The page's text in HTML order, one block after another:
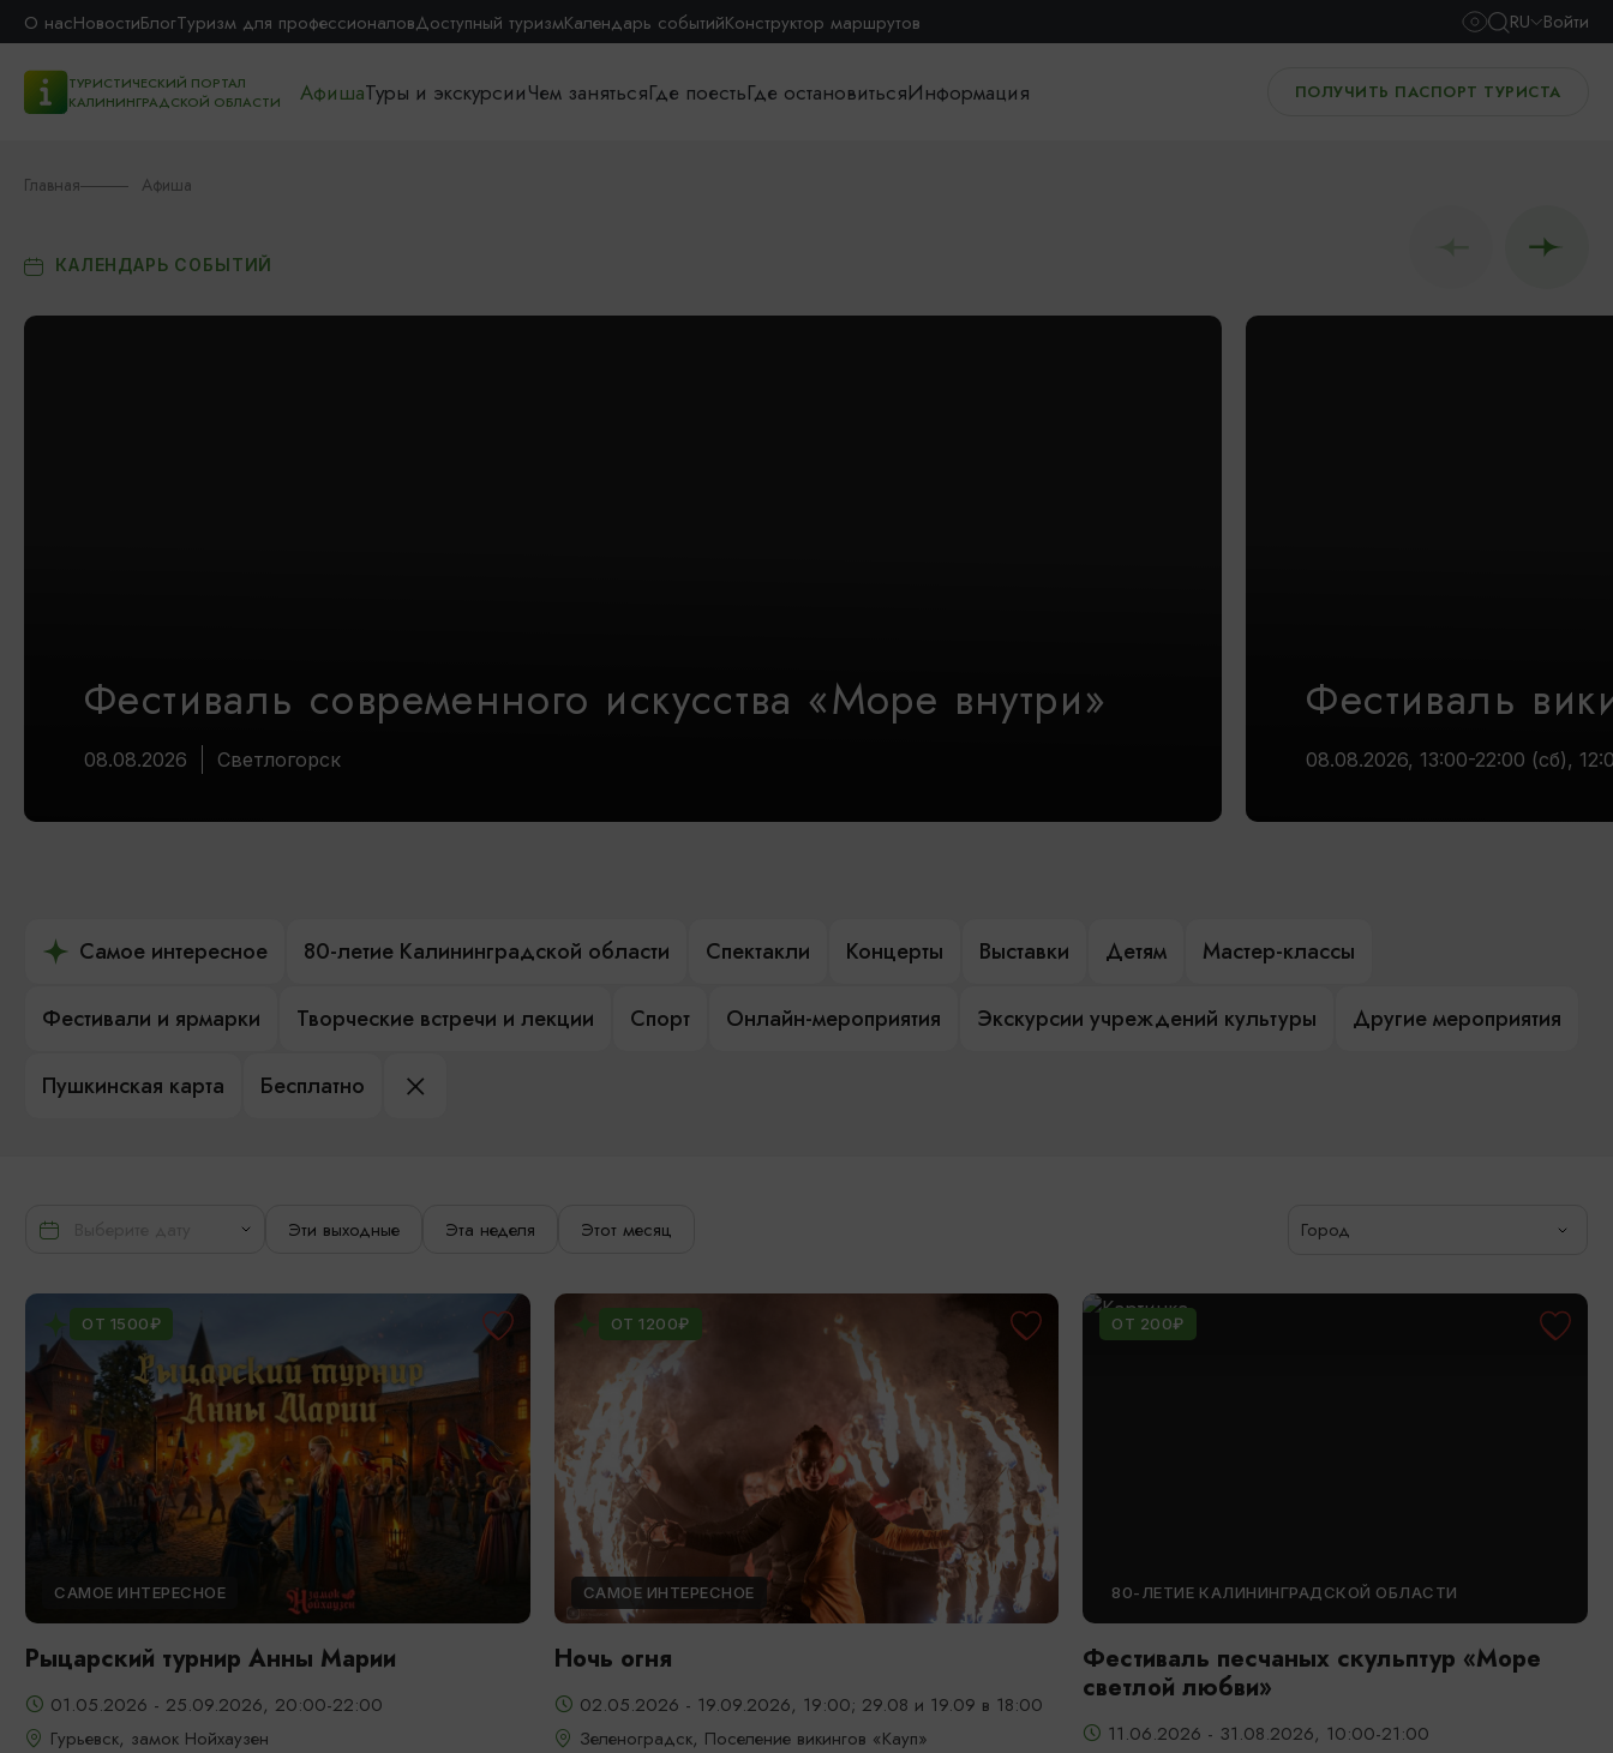
О насНовостиБлогТуризм для профессионаловДоступный туризмКалендарь событийКонструктор маршрутов RU Войти
ТУРИСТИЧЕСКИЙ ПОРТАЛ
КАЛИНИНГРАДСКОЙ ОБЛАСТИ
АфишаТуры и экскурсииЧем занятьсяГде поестьГде остановитьсяИнформация ПОЛУЧИТЬ ПАСПОРТ ТУРИСТА
Главная Афиша
КАЛЕНДАРЬ СОБЫТИЙ
Фестиваль современного искусства «Море внутри»
08.08.2026 Светлогорск
Фестиваль
08.08.2026, 13:00-22:00 (сб),
Самое интересное 80-летие Калининградской области Спектакли Концерты Выставки Детям Мастер-классы
Фестивали и ярмарки Творческие встречи и лекции Спорт Онлайн-мероприятия Экскурсии учреждений культуры Другие мероприятия
Пушкинская карта Бесплатно
Эти выходные Эта неделя Этот месяц Город
ОТ 1500₽
САМОЕ ИНТЕРЕСНОЕ
Рыцарский турнир Анны Марии
01.05.2026 - 25.09.2026, 20:00-22:00
Гурьевск, замок Нойхаузен
ОТ 1200₽
САМОЕ ИНТЕРЕСНОЕ
Ночь огня
02.05.2026 - 19.09.2026, 19:00; 29.08 и 19.09 в 18:00
Зеленоградск, Поселение викингов «Кауп»
ОТ 200₽
80-ЛЕТИЕ КАЛИНИНГРАДСКОЙ ОБЛАСТИ
Фестиваль песчаных скульптур «Море
светлой любви»
11.06.2026 - 31.08.2026, 10:00-21:00